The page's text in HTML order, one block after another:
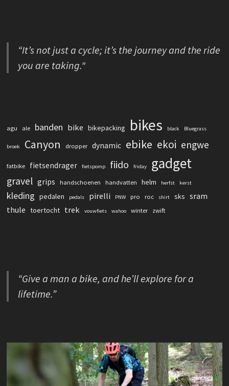
“It’s not just a cycle; it’s the journey and the ride
you are taking."
agu ale banden bike bikepacking bikes black Bluegrass
broek Canyon dropper dynamic ebike ekoi engwe
fatbike fietsendrager fietspomp fiido friday gadget
gravel grips handschoenen handvatten helm herfst kerst
kleding pedalen pedals pirelli PNW pro roc shirt sks sram
thule toertocht trek vouwfiets wahoo winter zwift
“Give a man a bike, and he’ll explore for a
lifetime.”